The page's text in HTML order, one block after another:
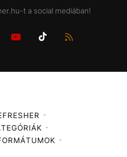
t a social mediában!
Zene